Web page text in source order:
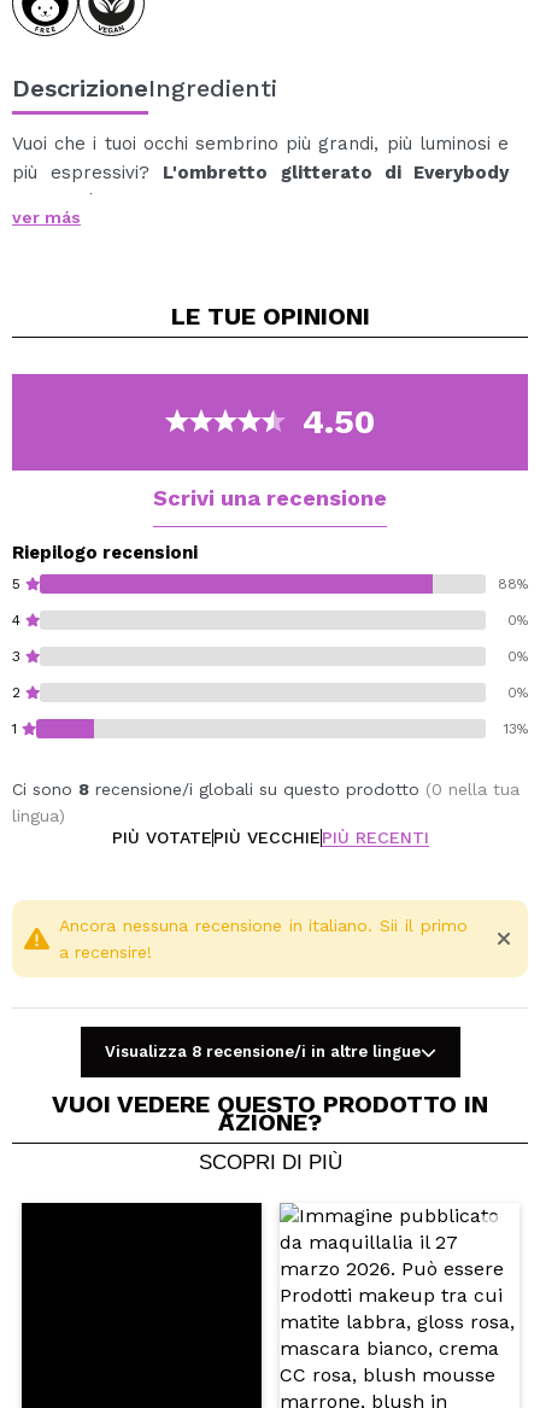
DescrizioneIngredienti
Vuoi che i tuoi occhi sembrino più grandi, più luminosi e
più espressivi? L'ombretto glitterato di Everybody
è il tuo alleato perfetto.
Grazie alla sua formula leggera e non appiccicosa,
e aggiungere un tocco di luminosità al trucco quotidiano
Formulato con microparticelle che riflettono la luce,
puoi usarlo sopra le ombre, da solo sulle palpebre o
anche come illuminante su guance e angoli interni,
ver más
LE TUE OPINIONI
4.50
Scrivi una recensione
Riepilogo recensioni
5 88%
4 0%
3 0%
2 0%
1 13%
Ci sono 8 recensione/i globali su questo prodotto (0 nella tua
lingua)
PIÙ VOTATEPIÙ VECCHIEPIÙ RECENTI
Condividi un video o una foto
Il tuo video potrebbe essere il primo. Immaginalo...
Consiglieresti questo acquisto? Si No
5/5
INVIA
Ancora nessuna recensione in italiano. Sii il primo
a recensire!
Visualizza 8 recensione/i in altre lingue
VUOI VEDERE QUESTO PRODOTTO IN
AZIONE?
SCOPRI DI PIÙ